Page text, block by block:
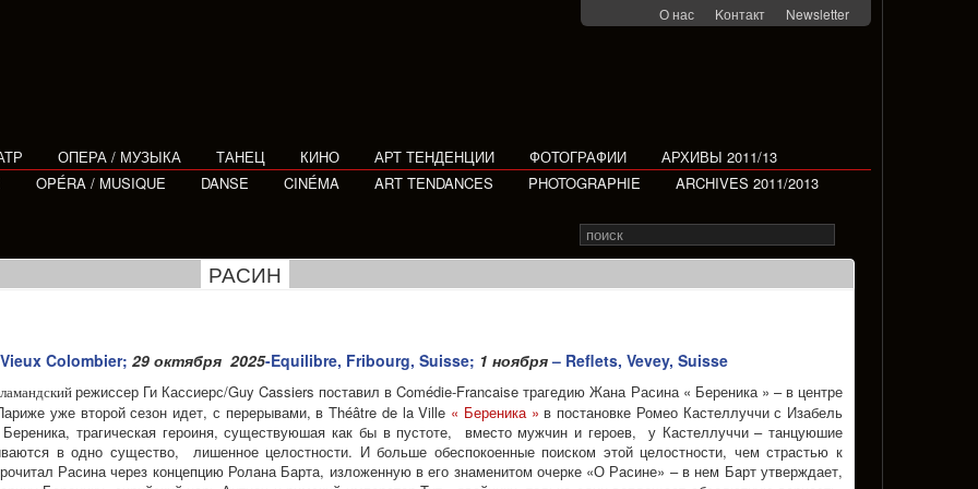
О нас Kонтакт Newsletter
ОПЕРА / МУЗЫКА ТАНЕЦ КИНО АРТ ТЕНДЕНЦИИ ФОТОГРАФИИ
АРХИВЫ 2011/13
OPÉRA / MUSIQUE DANSE CINÉMA ART TENDANCES PHOTOGRAPHIE ARCHIVES 2011/2013
Search
for
РАСИН
Colombier; 29 октября 2025-Equilibre, Fribourg, Suisse; 1 ноября– Reflets, Vevey, Suisse
режиссер Ги Кассиерс/Guy Cassiers поставил в Comédie-Francaise трагедию Жана Расина « Береника » – в центре
уже второй сезон идет, с перерывами, в Théâtre de la Ville « Береника » в постановке Ромео Кастеллуччи с Изабель
трагическая героиня, существуюшая как бы в пустоте, вместо мужчин и героев, у Кастеллуччи – танцуюшие
в одно существо, лишенное целостности. И больше обеспокоенные поиском этой целостности, чем страстью к
Расина через концепцию Ролана Барта, изложенную в его знаменитом очерке «О Расине» – в нем Бaрт утверждает,